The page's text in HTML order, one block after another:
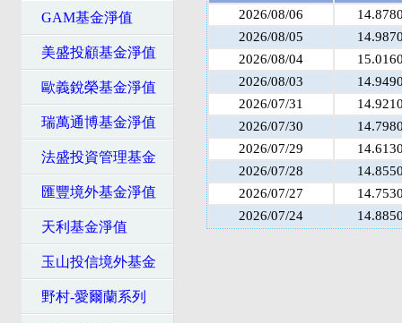
GAM基金淨值
美盛投顧基金淨值
歐義銳榮基金淨值
瑞萬通博基金淨值
法盛投資管理基金
匯豐境外基金淨值
天利基金淨值
玉山投信境外基金
野村-愛爾蘭系列
2026/08/06
2026/08/05
2026/08/04
2026/08/03
2026/07/31
2026/07/30
2026/07/29
2026/07/28
2026/07/27
2026/07/24